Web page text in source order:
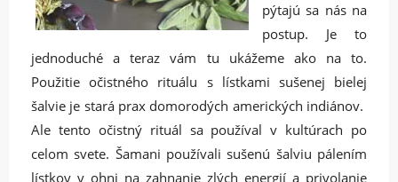
pýtajú sa nás na
postup. Je to
jednoduché a teraz vám tu ukážeme ako na to.
Použitie očistného rituálu s lístkami sušenej bielej
šalvie je stará prax domorodých amerických indiánov.
Ale tento očistný rituál sa používal v kultúrach po
celom svete. Šamani používali sušenú šalviu pálením
lístkov v ohni na zahnanie zlých energií a privolanie